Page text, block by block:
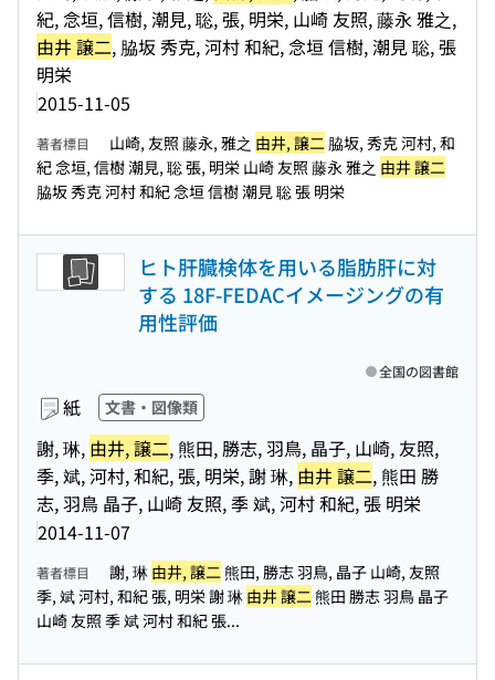
紀, 念垣, 信樹, 潮見, 聡, 張, 明栄, 山崎 友照, 藤永 雅之,
由井 譲二, 脇坂 秀克, 河村 和紀, 念垣 信樹, 潮見 聡, 張
明栄
2015-11-05
著者標目 山崎, 友照 藤永, 雅之 由井, 譲二 脇坂, 秀克 河村, 和
紀 念垣, 信樹 潮見, 聡 張, 明栄 山崎 友照 藤永 雅之 由井 譲二
脇坂 秀克 河村 和紀 念垣 信樹 潮見 聡 張 明栄
ヒト肝臓検体を用いる脂肪肝に対
する 18F-FEDACイメージングの有
用性評価
紙 文書・図像類
謝, 琳, 由井, 譲二, 熊田, 勝志, 羽鳥, 晶子, 山崎, 友照,
季, 斌, 河村, 和紀, 張, 明栄, 謝 琳, 由井 譲二, 熊田 勝
志, 羽鳥 晶子, 山崎 友照, 季 斌, 河村 和紀, 張 明栄
2014-11-07
全国の図書館
著者標目 謝, 琳 由井, 譲二熊田, 勝志 羽鳥, 晶子 山崎, 友照
季, 斌 河村, 和紀 張, 明栄 謝 琳 由井 譲二熊田 勝志 羽鳥 晶子
山崎 友照 季 斌 河村 和紀 張...